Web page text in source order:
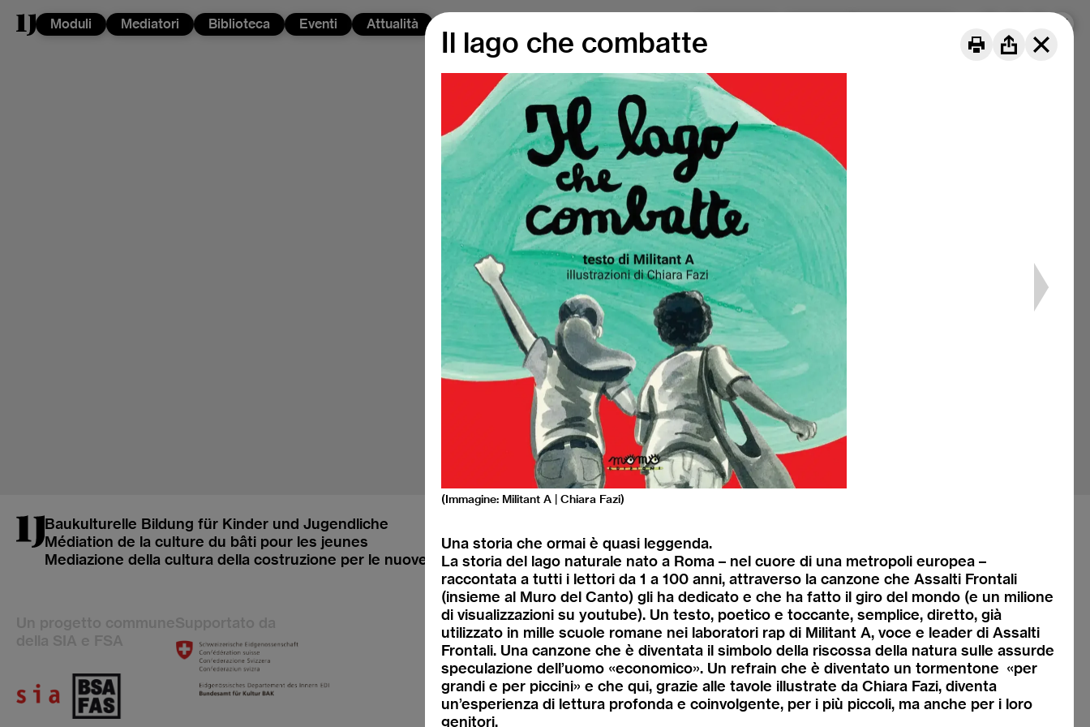
Moduli Mediatori Biblioteca Eventi Attualità IT
Il lago che combatte
(Immagine: Militant A | Chiara Fazi)
Una storia che ormai è quasi leggenda.
La storia del lago naturale nato a Roma – nel cuore di una metropoli europea –
raccontata a tutti i lettori da 1 a 100 anni, attraverso la canzone che Assalti Frontali
(insieme al Muro del Canto) gli ha dedicato e che ha fatto il giro del mondo (e un milione
di visualizzazioni su youtube). Un testo, poetico e toccante, semplice, diretto, già
utilizzato in mille scuole romane nei laboratori rap di Militant A, voce e leader di Assalti
Frontali. Una canzone che è diventata il simbolo della riscossa della natura sulle assurde
speculazione dell’uomo «economico». Un refrain che è diventato un tormentone «per
grandi e per piccini» e che qui, grazie alle tavole illustrate da Chiara Fazi, diventa
un’esperienza di lettura profonda e coinvolgente, per i più piccoli, ma anche per i loro
genitori.
Baukulturelle Bildung für Kinder und Jugendliche
Médiation de la culture du bâti pour les jeunes
Mediazione della cultura della costruzione per le nuove generazioniInstagram
YouTube
Facebook
Recensione dei media